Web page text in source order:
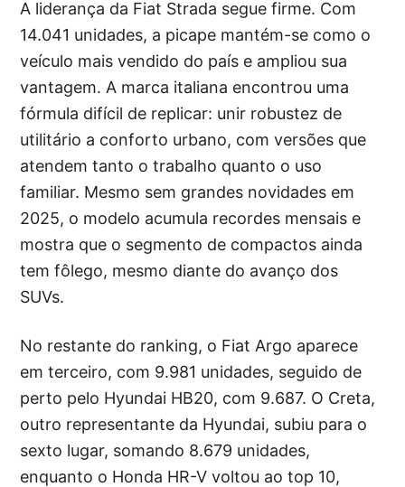
A liderança da Fiat Strada segue firme. Com
14.041 unidades, a picape mantém-se como o
veículo mais vendido do país e ampliou sua
vantagem. A marca italiana encontrou uma
fórmula difícil de replicar: unir robustez de
utilitário a conforto urbano, com versões que
atendem tanto o trabalho quanto o uso
familiar. Mesmo sem grandes novidades em
2025, o modelo acumula recordes mensais e
mostra que o segmento de compactos ainda
tem fôlego, mesmo diante do avanço dos
SUVs.
No restante do ranking, o Fiat Argo aparece
em terceiro, com 9.981 unidades, seguido de
perto pelo Hyundai HB20, com 9.687. O Creta,
outro representante da Hyundai, subiu para o
sexto lugar, somando 8.679 unidades,
enquanto o Honda HR-V voltou ao top 10,